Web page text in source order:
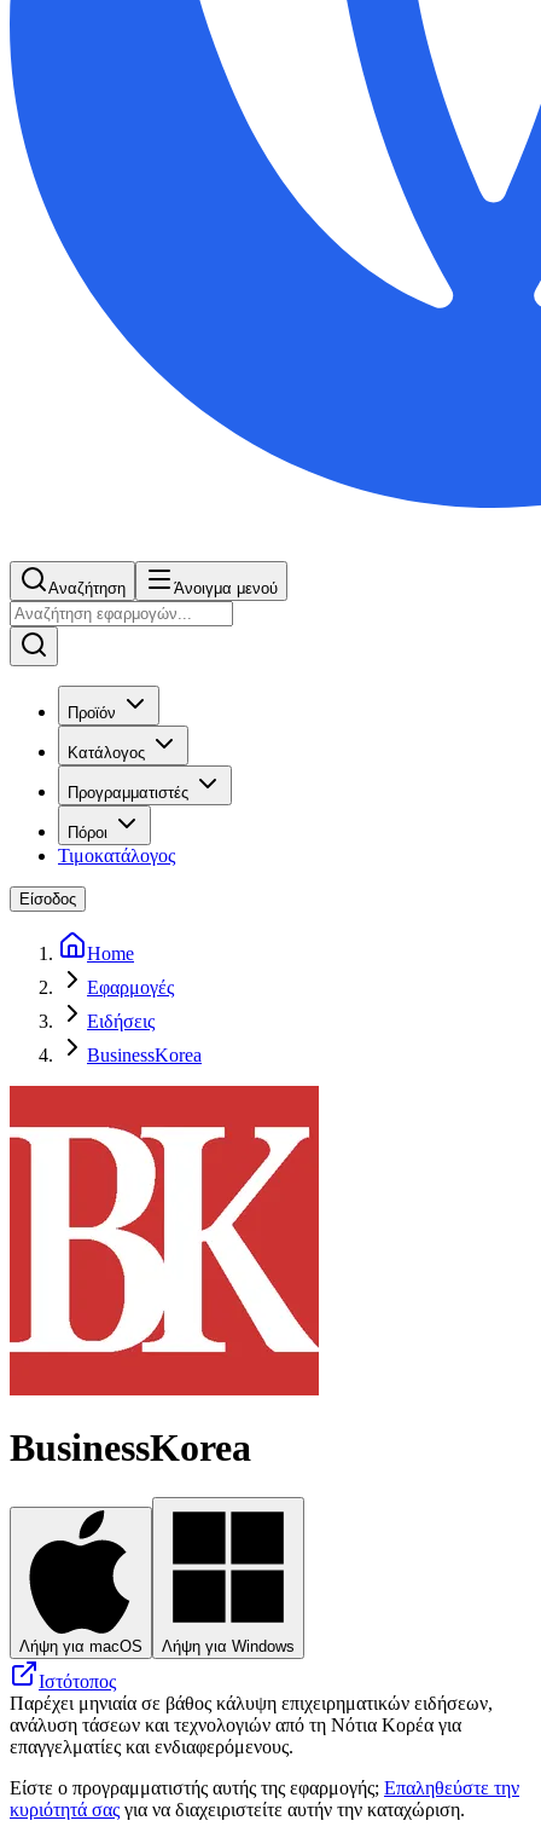
Αναζήτηση Άνοιγμα μενού
Προϊόν
Κατάλογος
Προγραμματιστές
Πόροι
Τιμοκατάλογος
Είσοδος
Home
Εφαρμογές
Ειδήσεις
BusinessKorea
BusinessKorea
Λήψη για macOS Λήψη για Windows
Ιστότοπος
Παρέχει μηνιαία σε βάθος κάλυψη επιχειρηματικών ειδήσεων,
ανάλυση τάσεων και τεχνολογιών από τη Νότια Κορέα για
επαγγελματίες και ενδιαφερόμενους.
Είστε ο προγραμματιστής αυτής της εφαρμογής; Επαληθεύστε την
κυριότητά σας για να διαχειριστείτε αυτήν την καταχώριση.